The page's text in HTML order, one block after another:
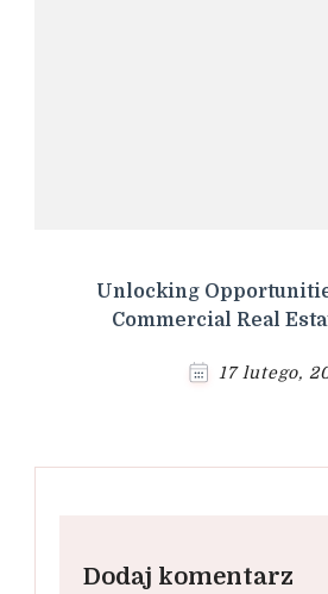
Unlocking
Commercial Real
17 lutego,
Dodaj komentarz